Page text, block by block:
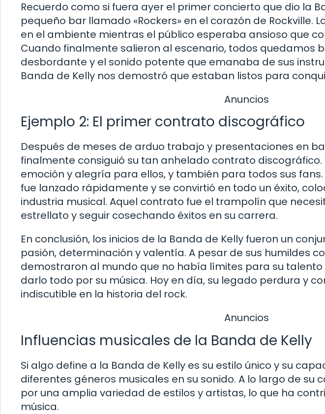
Recuerdo como si fuera ayer el primer concierto que dio la
pequeño bar llamado «Rockers» en el corazón de Rockville.
en el ambiente mientras el público esperaba ansioso que
Cuando finalmente salieron al escenario, todos quedamos
desbordante y el sonido potente que emanaba de sus
Banda de Kelly nos demostró que estaban listos para
Anuncios
Ejemplo 2: El primer contrato discográfico
Después de meses de arduo trabajo y presentaciones en
finalmente consiguió su tan anhelado contrato
emoción y alegría para ellos, y también para todos sus
fue lanzado rápidamente y se convirtió en todo un éxito,
industria musical. Aquel contrato fue el trampolín que
estrellato y seguir cosechando éxitos en su carrera.
En conclusión, los inicios de la Banda de Kelly fueron un
pasión, determinación y valentía. A pesar de sus humildes
demostraron al mundo que no había límites para su
darlo todo por su música. Hoy en día, su legado perdura y
indiscutible en la historia del rock.
Anuncios
Influencias musicales de la Banda de Kelly
Si algo define a la Banda de Kelly es su estilo único y su
diferentes géneros musicales en su sonido. A lo largo de su
por una amplia variedad de estilos y artistas, lo que ha
música.